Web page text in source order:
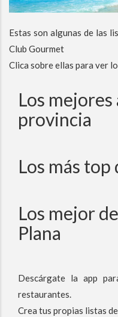
Estas son algunas de las
Club Gourmet
Clica sobre ellas para ver
Los mejores
provincia
Los más top
Los mejor
Plana
Descárgate la app
restaurantes.
Crea tus propias listas